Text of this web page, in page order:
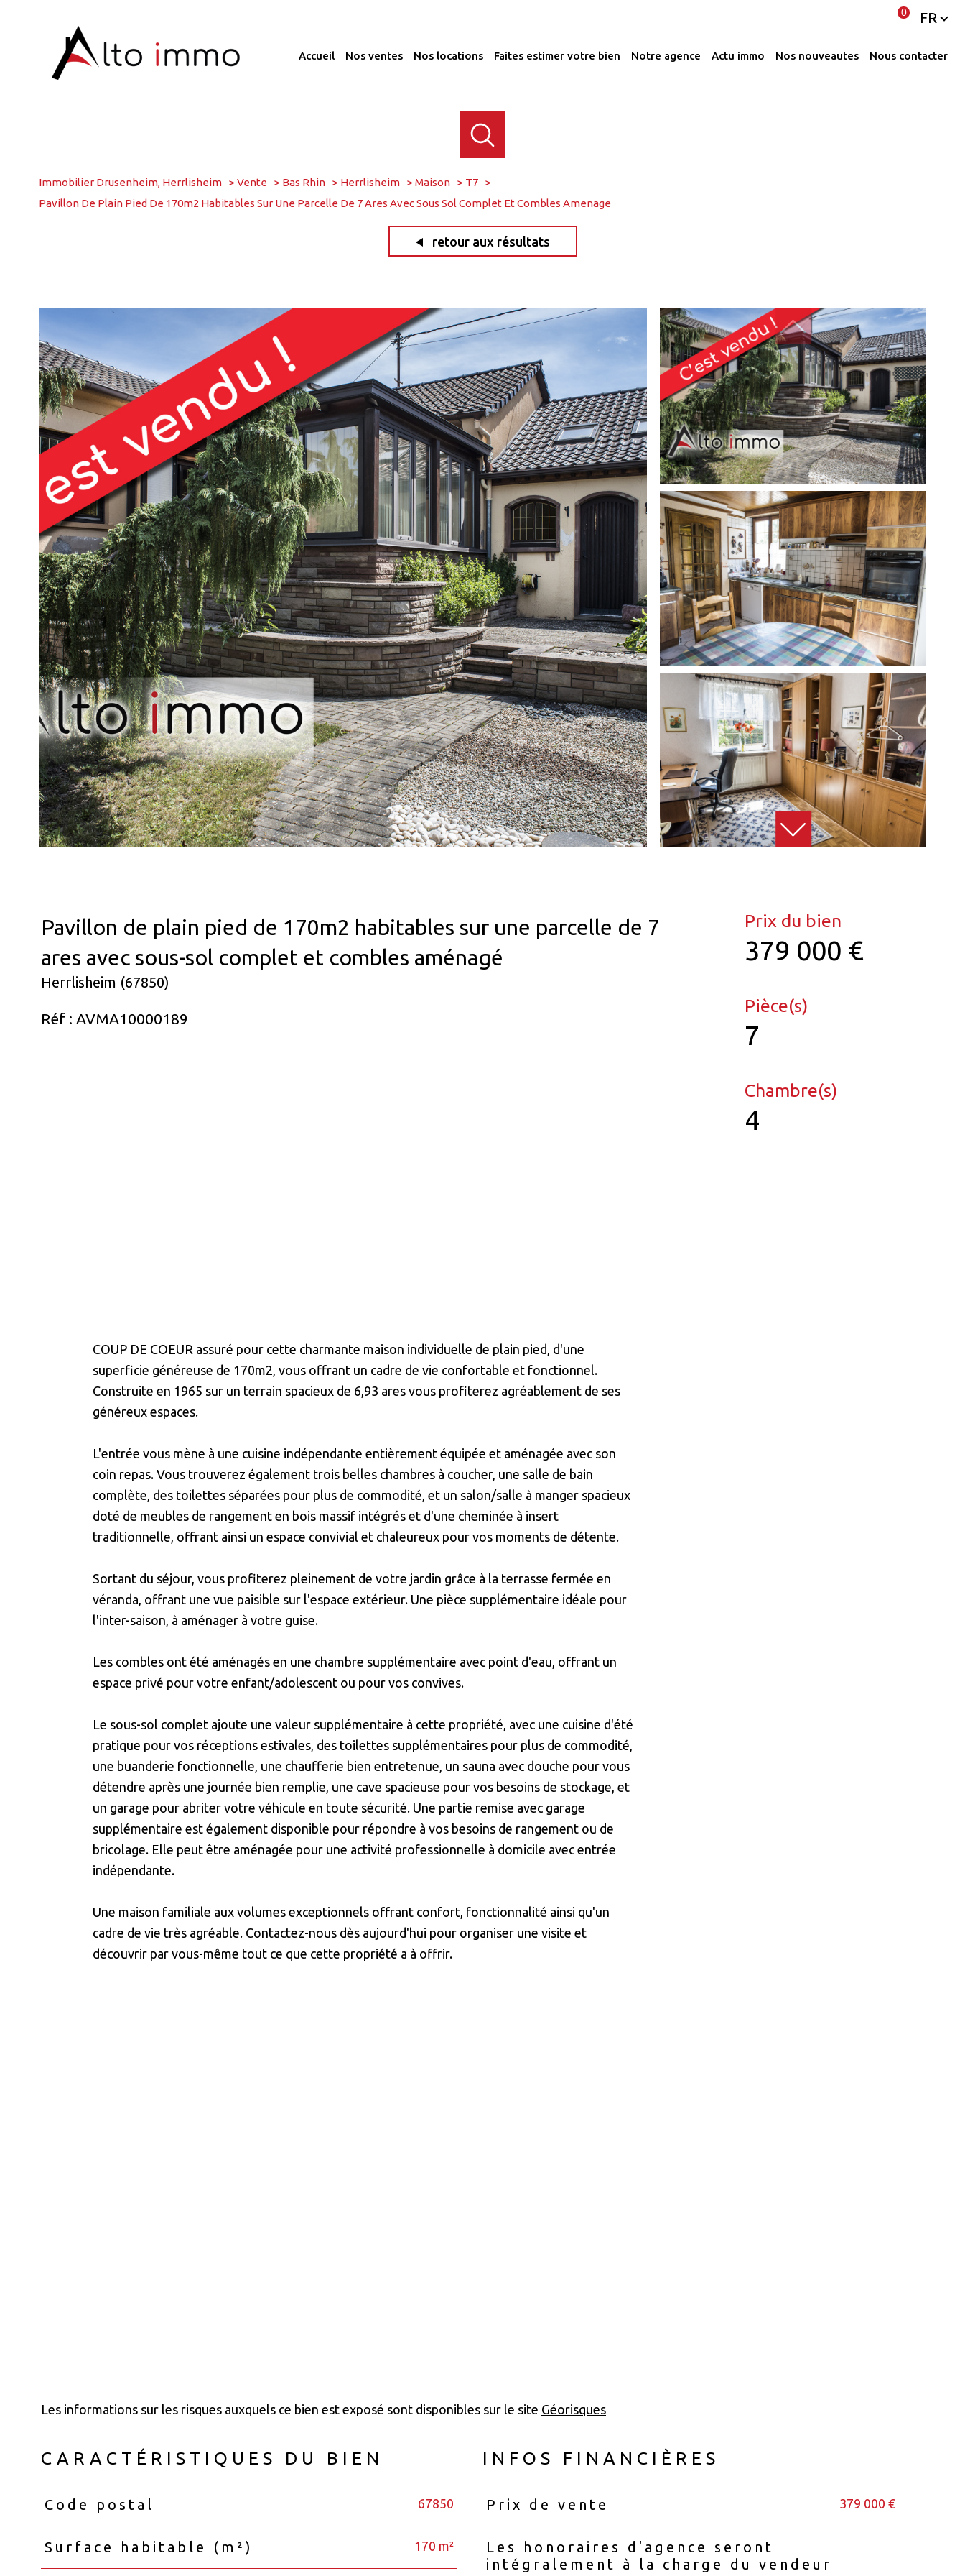
0 Langue
FR
accueil nos ventes nos locations faites estimer votre bien notre agence actu immo nos nouveautes nous contacter
Immobilier Drusenheim, Herrlisheim Vente Bas Rhin Herrlisheim Maison
T7
Pavillon De Plain Pied De 170m2 Habitables Sur Une Parcelle De 7 Ares Avec Sous Sol Complet Et Combles Amenage
retour aux résultats
Pavillon de plain pied de 170m2 habitables sur une parcelle de 7
ares avec sous-sol complet et combles aménagé
Herrlisheim (67850)
Réf : AVMA10000189
COUP DE COEUR assuré pour cette charmante maison individuelle de plain pied, d'une
superficie généreuse de 170m2, vous offrant un cadre de vie confortable et fonctionnel.
Construite en 1965 sur un terrain spacieux de 6,93 ares vous profiterez agréablement de ses
généreux espaces.
L'entrée vous mène à une cuisine indépendante entièrement équipée et aménagée avec son
coin repas. Vous trouverez également trois belles chambres à coucher, une salle de bain
complète, des toilettes séparées pour plus de commodité, et un salon/salle à manger spacieux
doté de meubles de rangement en bois massif intégrés et d'une cheminée à insert
traditionnelle, offrant ainsi un espace convivial et chaleureux pour vos moments de détente.
Sortant du séjour, vous profiterez pleinement de votre jardin grâce à la terrasse fermée en
véranda, offrant une vue paisible sur l'espace extérieur. Une pièce supplémentaire idéale pour
l'inter-saison, à aménager à votre guise.
Les combles ont été aménagés en une chambre supplémentaire avec point d'eau, offrant un
espace privé pour votre enfant/adolescent ou pour vos convives.
Le sous-sol complet ajoute une valeur supplémentaire à cette propriété, avec une cuisine d'été
pratique pour vos réceptions estivales, des toilettes supplémentaires pour plus de commodité,
une buanderie fonctionnelle, une chaufferie bien entretenue, un sauna avec douche pour vous
détendre après une journée bien remplie, une cave spacieuse pour vos besoins de stockage, et
un garage pour abriter votre véhicule en toute sécurité. Une partie remise avec garage
supplémentaire est également disponible pour répondre à vos besoins de rangement ou de
bricolage. Elle peut être aménagée pour une activité professionnelle à domicile avec entrée
indépendante.
Une maison familiale aux volumes exceptionnels offrant confort, fonctionnalité ainsi qu'un
cadre de vie très agréable. Contactez-nous dès aujourd'hui pour organiser une visite et
découvrir par vous-même tout ce que cette propriété a à offrir.
Les informations sur les risques auxquels ce bien est exposé sont disponibles sur le site Géorisques
Prix du bien
379 000 €
Pièce(s)
7
Chambre(s)
4
CARACTÉRISTIQUES DU BIEN
Caractéristiques Valeurs
Code postal 67850
Surface habitable (m²) 170 m²
INFOS FINANCIÈRES
Caractéristiques Valeurs
Prix de vente 379 000 €
Les honoraires d'agence seront
intégralement à la charge du vendeur